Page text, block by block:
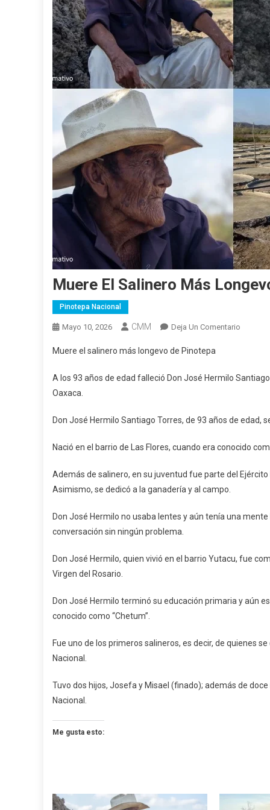
Muere El Salinero Más
Pinotepa Nacional
Mayo 10, 2026 CMM Deja Un Comentario
Más
Pinotepa
Muere el salinero más longevo de Pinotepa
A los 93 años de edad falleció Don José Hermilo
Oaxaca.
Don José Hermilo Santiago Torres, de 93 años de edad,
Nació en el barrio de Las Flores, cuando era conocido
Además de salinero, en su juventud fue parte del Ejército
Asimismo, se dedicó a la ganadería y al campo.
Don José Hermilo no usaba lentes y aún tenía una
conversación sin ningún problema.
Don José Hermilo, quien vivió en el barrio Yutacu, fue
Virgen del Rosario.
Don José Hermilo terminó su educación primaria y aún
conocido como “Chetum”.
Fue uno de los primeros salineros, es decir, de quienes
Nacional.
Tuvo dos hijos, Josefa y Misael (finado); además de
Nacional.
Me gusta esto: